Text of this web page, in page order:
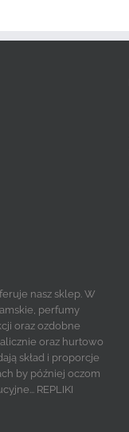
nasz sklep. W
perfumy
oraz ozdobne
oraz hurtowo
skład i proporcje
by później oczom
REPLIKI